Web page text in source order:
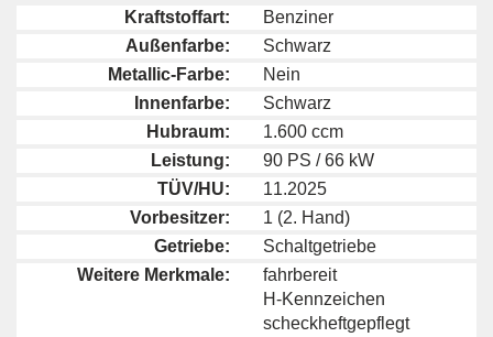
Kraftstoffart:
Benziner
Außenfarbe:
Schwarz
Metallic-Farbe:
Nein
Innenfarbe:
Schwarz
Hubraum:
1.600 ccm
Leistung:
90 PS / 66 kW
TÜV/HU:
11.2025
Vorbesitzer:
1 (2. Hand)
Getriebe:
Schaltgetriebe
Weitere Merkmale:
fahrbereit
H-Kennzeichen
scheckheftgepflegt